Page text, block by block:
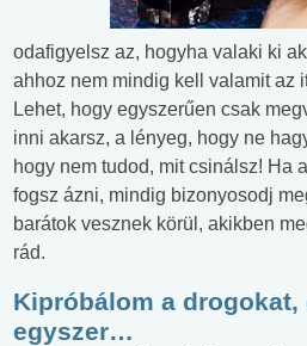
odafigyelsz az, hogyha valaki ki
ahhoz nem mindig kell valamit az
Lehet, hogy egyszerűen csak
inni akarsz, a lényeg, hogy ne
hogy nem tudod, mit csinálsz! Ha
fogsz ázni, mindig bizonyosodj
barátok vesznek körül, akikben
rád.
Kipróbálom a drogokat,
egyszer…